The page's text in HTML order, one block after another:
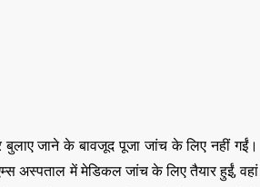
जाने के बावजूद पूजा जांच के लिए नहीं गईं।
अस्पताल में मेडिकल जांच के लिए तैयार हुईं, वहां